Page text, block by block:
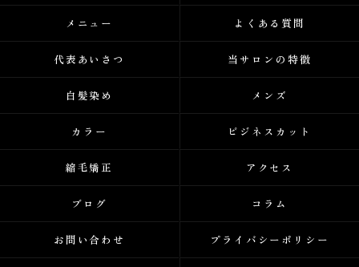
メニュー よくある質問
代表あいさつ 当サロンの特徴
白髪染め メンズ
カラー ビジネスカット
縮毛矯正 アクセス
ブログ コラム
お問い合わせ プライバシーポリシー